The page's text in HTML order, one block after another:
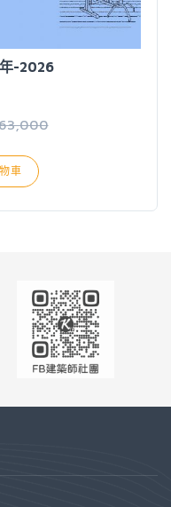
-2026
車